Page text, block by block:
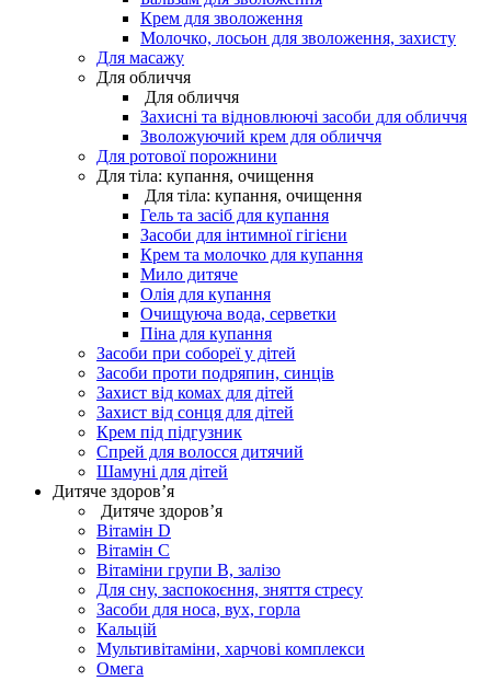
Крем для зволоження
Молочко, лосьон для зволоження, захисту
Для масажу
Для обличчя
Для обличчя
Захисні та відновлюючі засоби для обличчя
Зволожуючий крем для обличчя
Для ротової порожнини
Для тіла: купання, очищення
Для тіла: купання, очищення
Гель та засіб для купання
Засоби для інтимної гігієни
Крем та молочко для купання
Мило дитяче
Олія для купання
Очищуюча вода, серветки
Піна для купання
Засоби при собореї у дітей
Засоби проти подряпин, синців
Захист від комах для дітей
Захист від сонця для дітей
Крем під підгузник
Спрей для волосся дитячий
Шамуні для дітей
Дитяче здоров’я
Дитяче здоров’я
Вітамін D
Вітамін С
Вітаміни групи В, залізо
Для сну, заспокоєння, зняття стресу
Засоби для носа, вух, горла
Кальцій
Мультивітаміни, харчові комплекси
Омега